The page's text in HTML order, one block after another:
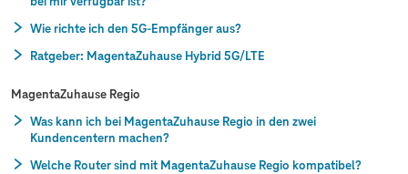
Wie richte ich den 5G-Empfänger aus?
Ratgeber: MagentaZuhause Hybrid 5G/LTE
MagentaZuhause Regio
Was kann ich bei MagentaZuhause Regio in den zwei
Kundencentern machen?
Welche Router sind mit MagentaZuhause Regio kompatibel?